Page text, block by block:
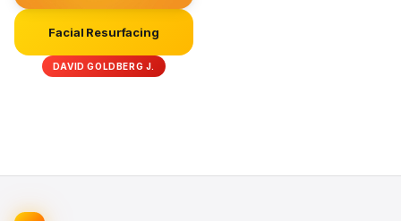
Facial Resurfacing
DAVID GOLDBERG J.